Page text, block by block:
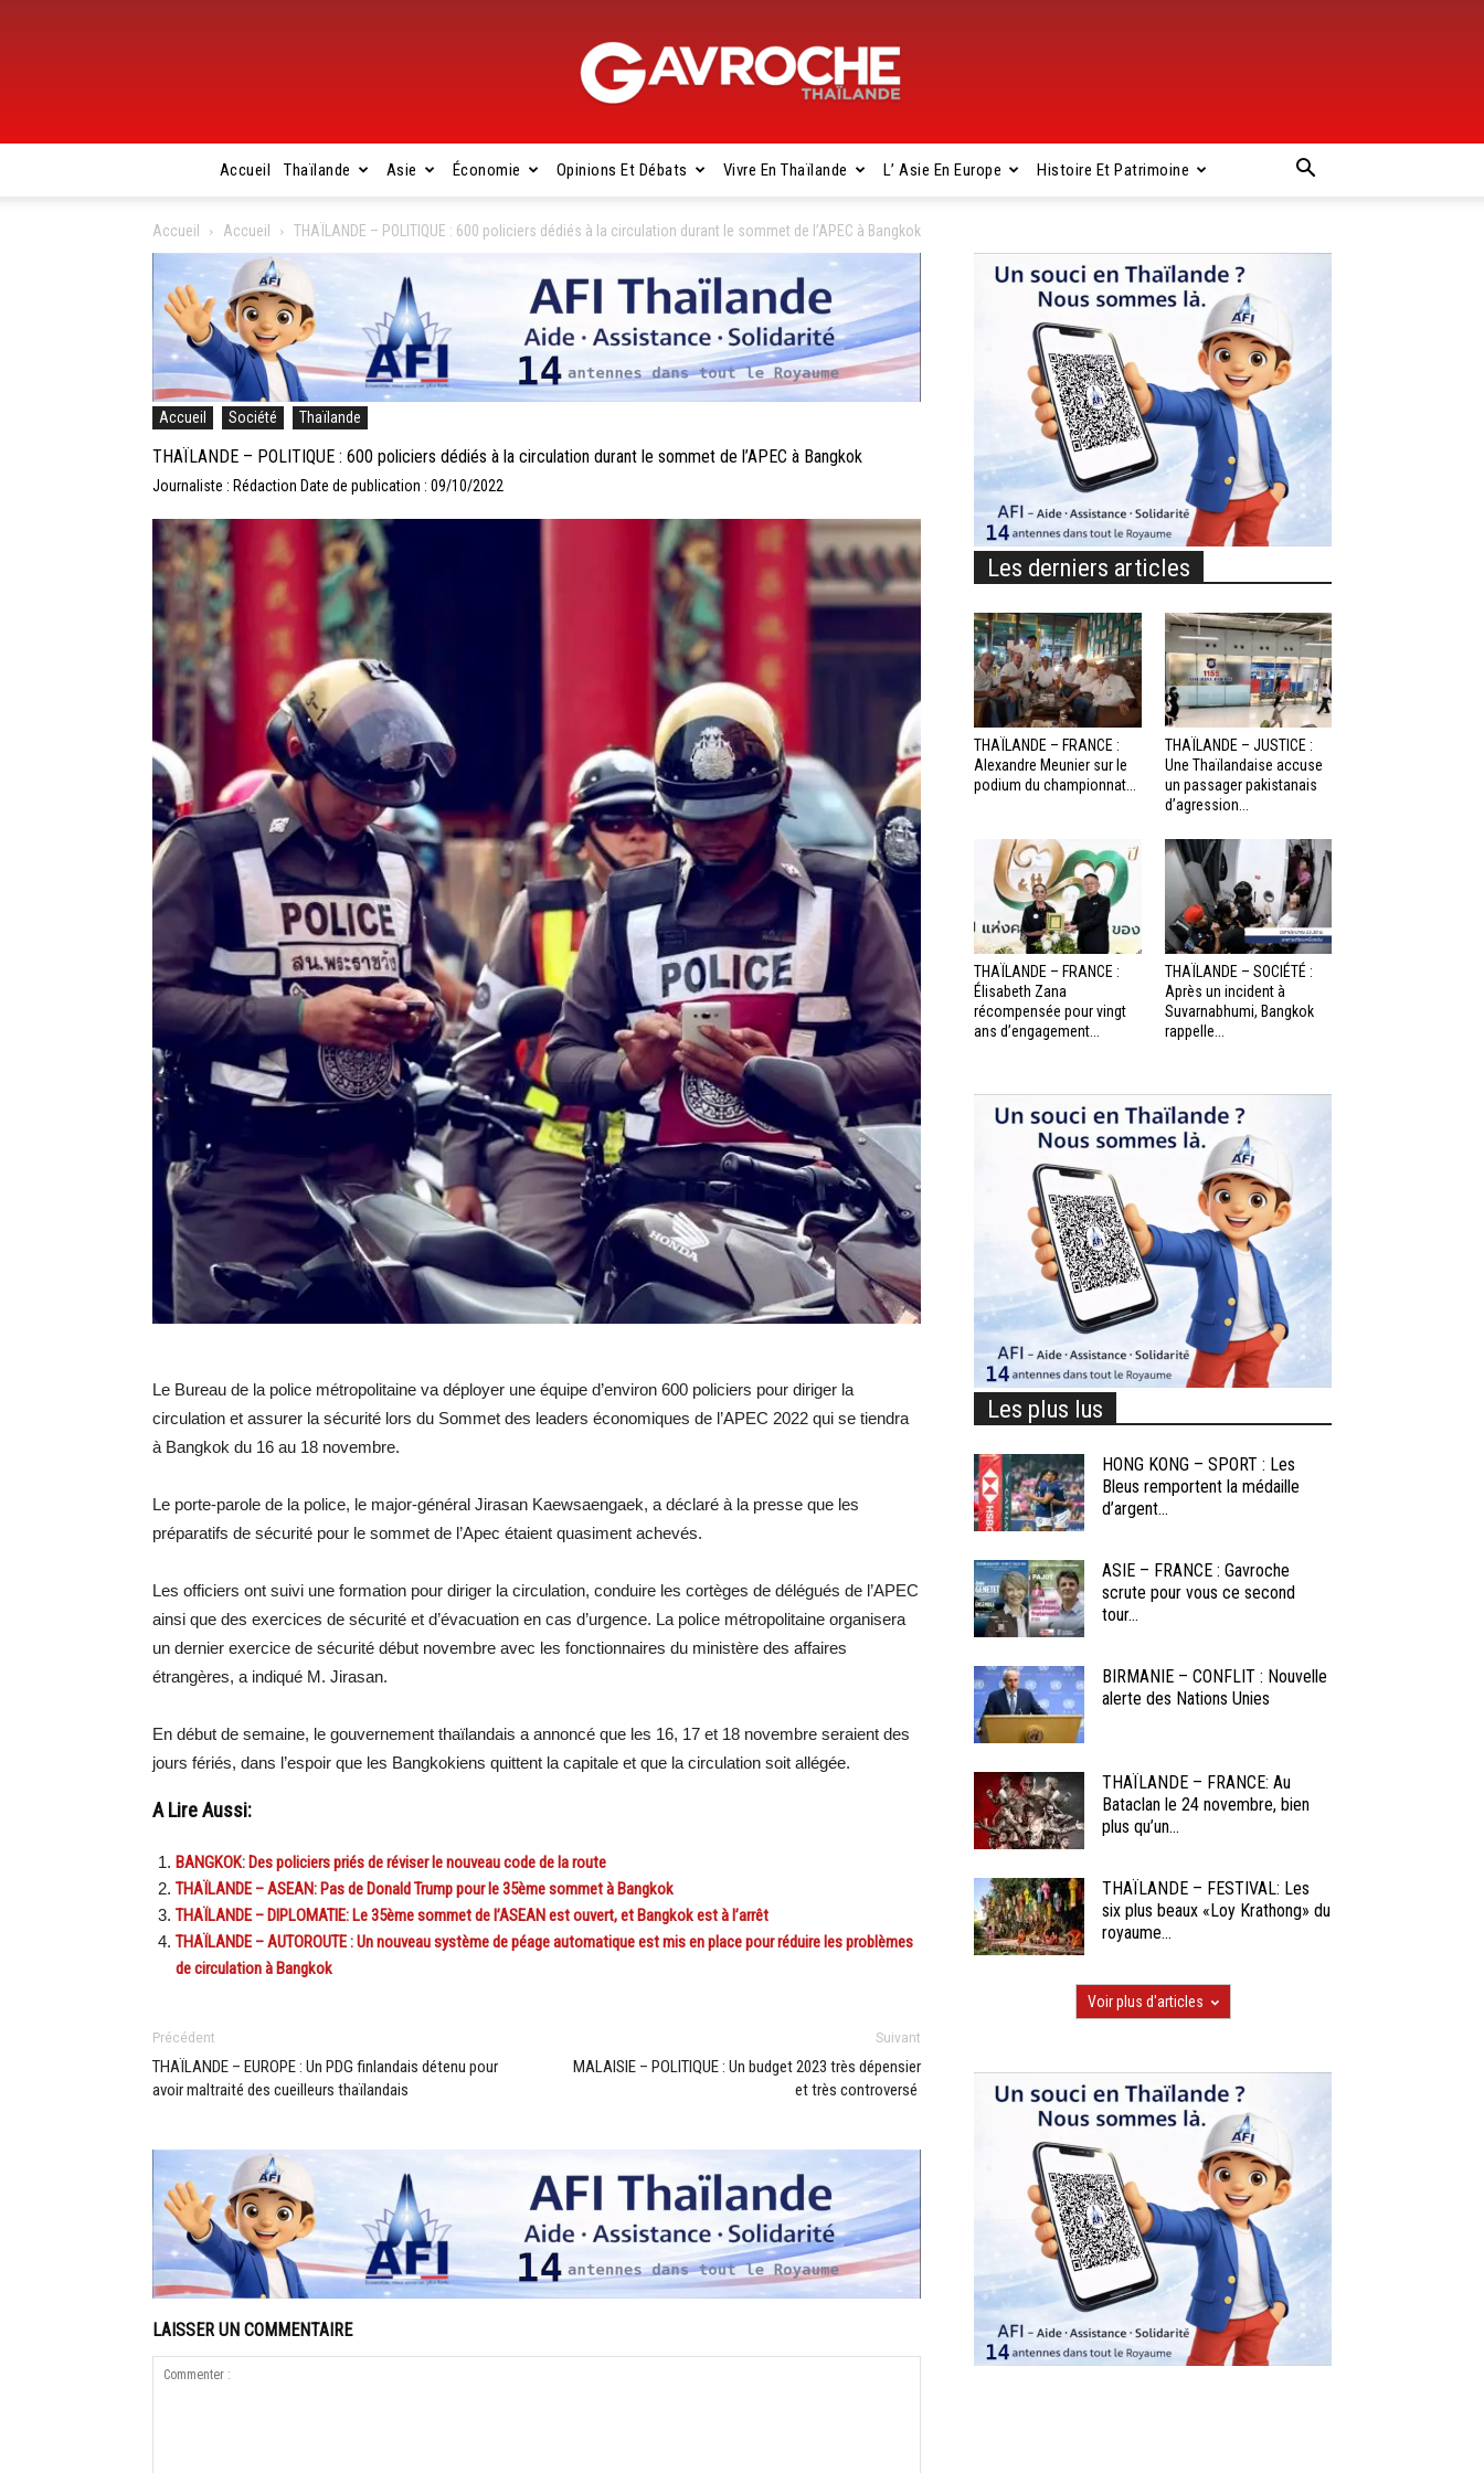
Gavroche
Thaïlande
Accueil Thaïlande Asie Économie Opinions Et Débats Vivre En Thaïlande L’ Asie En Europe Histoire Et Patrimoine
Accueil Accueil THAÏLANDE – POLITIQUE : 600 policiers dédiés à la circulation durant le sommet de l’APEC à Bangkok
Accueil Société Thaïlande
THAÏLANDE – POLITIQUE : 600 policiers dédiés à la circulation durant le sommet de l’APEC à Bangkok
Journaliste : Rédaction Date de publication : 09/10/2022
Le Bureau de la police métropolitaine va déployer une équipe d’environ 600 policiers pour diriger la
circulation et assurer la sécurité lors du Sommet des leaders économiques de l’APEC 2022 qui se tiendra
à Bangkok du 16 au 18 novembre.
Le porte-parole de la police, le major-général Jirasan Kaewsaengaek, a déclaré à la presse que les
préparatifs de sécurité pour le sommet de l’Apec étaient quasiment achevés.
Les officiers ont suivi une formation pour diriger la circulation, conduire les cortèges de délégués de l’APEC
ainsi que des exercices de sécurité et d’évacuation en cas d’urgence. La police métropolitaine organisera
un dernier exercice de sécurité début novembre avec les fonctionnaires du ministère des affaires
étrangères, a indiqué M. Jirasan.
En début de semaine, le gouvernement thaïlandais a annoncé que les 16, 17 et 18 novembre seraient des
jours fériés, dans l’espoir que les Bangkokiens quittent la capitale et que la circulation soit allégée.
A Lire Aussi:
BANGKOK: Des policiers priés de réviser le nouveau code de la route
THAÏLANDE – ASEAN: Pas de Donald Trump pour le 35ème sommet à Bangkok
THAÏLANDE – DIPLOMATIE: Le 35ème sommet de l’ASEAN est ouvert, et Bangkok est à l’arrêt
THAÏLANDE – AUTOROUTE : Un nouveau système de péage automatique est mis en place pour réduire les problèmes
de circulation à Bangkok
Précédent
THAÏLANDE – EUROPE : Un PDG finlandais détenu pour
avoir maltraité des cueilleurs thaïlandais
Suivant
MALAISIE – POLITIQUE : Un budget 2023 très dépensier
et très controversé
LAISSER UN COMMENTAIRE
Les derniers articles
THAÏLANDE – FRANCE :
Alexandre Meunier sur le
podium du championnat...
THAÏLANDE – JUSTICE :
Une Thaïlandaise accuse
un passager pakistanais
d’agression...
THAÏLANDE – FRANCE :
Élisabeth Zana
récompensée pour vingt
ans d’engagement...
THAÏLANDE – SOCIÉTÉ :
Après un incident à
Suvarnabhumi, Bangkok
rappelle...
Les plus lus
HONG KONG – SPORT : Les
Bleus remportent la médaille
d’argent...
ASIE – FRANCE : Gavroche
scrute pour vous ce second
tour...
BIRMANIE – CONFLIT : Nouvelle
alerte des Nations Unies
THAÏLANDE – FRANCE: Au
Bataclan le 24 novembre, bien
plus qu’un...
THAÏLANDE – FESTIVAL: Les
six plus beaux «Loy Krathong» du
royaume...
Voir plus d'articles